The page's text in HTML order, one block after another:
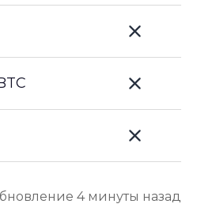
4 минуты назад